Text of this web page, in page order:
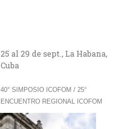
25 al 29 de sept., La Habana,
Cuba
40° SIMPOSIO ICOFOM / 25°
ENCUENTRO REGIONAL ICOFOM